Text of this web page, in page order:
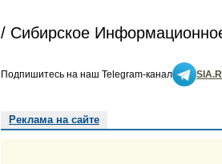
/ Сибирское
Подпишитесь на наш Telegram-канал
Реклама на сайте